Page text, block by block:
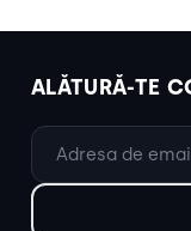
ALĂTURĂ-TE